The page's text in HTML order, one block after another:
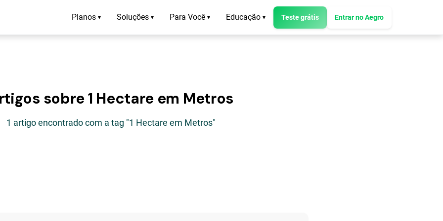
Planos ▾ Soluções ▾ Para Você ▾ Educação ▾ Teste grátis Entrar no Aegro
sobre 1 Hectare em Metros
1 artigo encontrado com a tag "1 Hectare em Metros"